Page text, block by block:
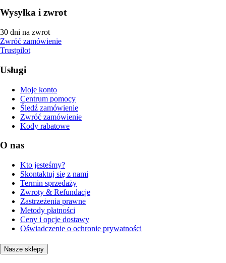
Wysyłka i zwrot
30 dni na zwrot
Zwróć zamówienie
Trustpilot
Usługi
Moje konto
Centrum pomocy
Śledź zamówienie
Zwróć zamówienie
Kody rabatowe
O nas
Kto jesteśmy?
Skontaktuj się z nami
Termin sprzedaży
Zwroty & Refundacje
Zastrzeżenia prawne
Metody płatności
Ceny i opcje dostawy
Oświadczenie o ochronie prywatności
Nasze sklepy